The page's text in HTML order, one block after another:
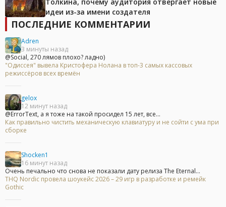
Толкина, почему аудитория отвергает новые
идеи из-за имени создателя
ПОСЛЕДНИЕ КОММЕНТАРИИ
Adren
3 минуты назад
@Social, 270 лямов плохо? ладно)
"Одиссея" вывела Кристофера Нолана в топ-3 самых кассовых
режиссёров всех времён
gelox
12 минут назад
@ErrorText, а я тоже на такой просидел 15 лет, все...
Как правильно чистить механическую клавиатуру и не сойти с ума при
сборке
Shocken1
16 минут назад
Очень печально что снова не показали дату релиза The Eternal...
THQ Nordic провела шоукейс 2026 – 29 игр в разработке и ремейк
Gothic